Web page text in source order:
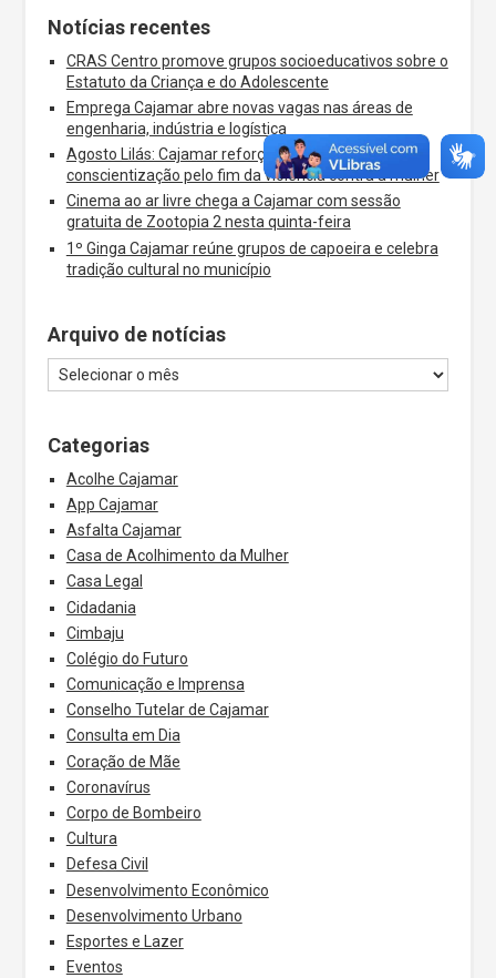
Notícias recentes
CRAS Centro promove grupos socioeducativos sobre o
Estatuto da Criança e do Adolescente
Emprega Cajamar abre novas vagas nas áreas de
engenharia, indústria e logística
Agosto Lilás: Cajamar reforça a campanha de
conscientização pelo fim da violência contra a mulher
Cinema ao ar livre chega a Cajamar com sessão
gratuita de Zootopia 2 nesta quinta-feira
1º Ginga Cajamar reúne grupos de capoeira e celebra
tradição cultural no município
Arquivo de notícias
Categorias
Acolhe Cajamar
App Cajamar
Asfalta Cajamar
Casa de Acolhimento da Mulher
Casa Legal
Cidadania
Cimbaju
Colégio do Futuro
Comunicação e Imprensa
Conselho Tutelar de Cajamar
Consulta em Dia
Coração de Mãe
Coronavírus
Corpo de Bombeiro
Cultura
Defesa Civil
Desenvolvimento Econômico
Desenvolvimento Urbano
Esportes e Lazer
Eventos